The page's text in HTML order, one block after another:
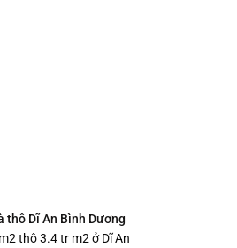
thô Dĩ An Bình Dương
thô 3.4 tr m2 ở Dĩ An